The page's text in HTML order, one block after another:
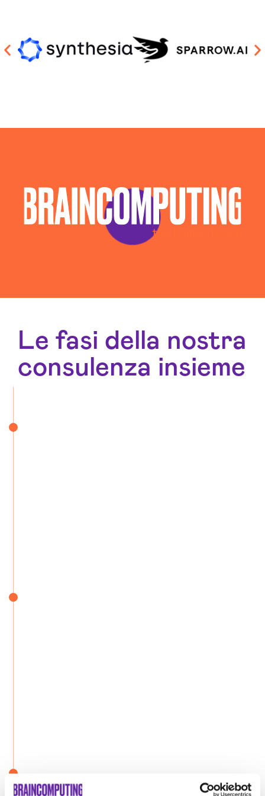
Sviluppo Soluzioni Intelligenza Artificiale Torino
Le fasi della nostra
consulenza insieme